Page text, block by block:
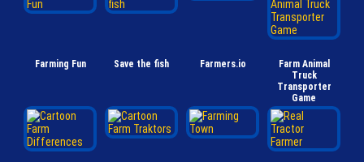
Farming Fun Save the fish Farmers.io
Farm Animal
Truck
Transporter
Game